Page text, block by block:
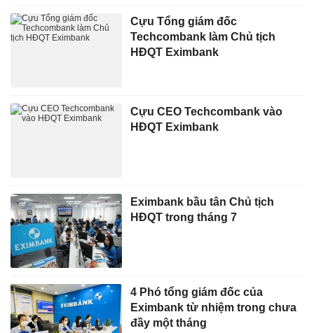
Cựu Tổng giám đốc
Techcombank làm Chủ tịch
HĐQT Eximbank
Cựu CEO Techcombank vào
HĐQT Eximbank
Eximbank bầu tân Chủ tịch
HĐQT trong tháng 7
4 Phó tổng giám đốc của
Eximbank từ nhiệm trong chưa
đầy một tháng